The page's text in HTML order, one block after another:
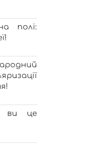
полі:
ви це